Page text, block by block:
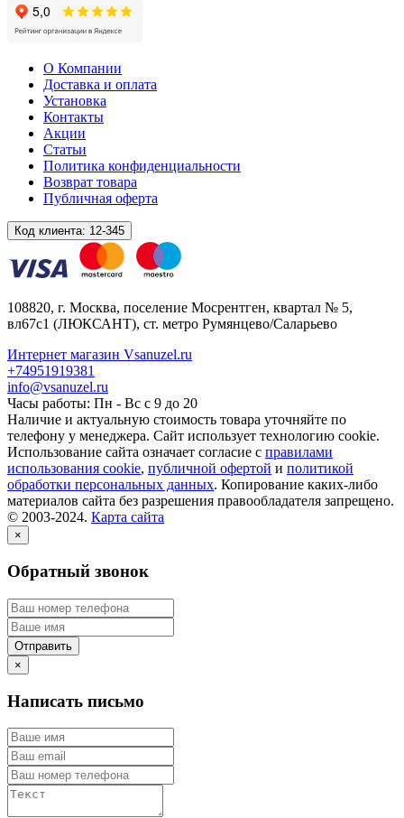
О Компании
Доставка и оплата
Установка
Контакты
Акции
Статьи
Политика конфиденциальности
Возврат товара
Публичная оферта
Код клиента: 12-345
108820, г. Москва, поселение Мосрентген, квартал № 5,
вл67с1 (ЛЮКСАНТ), ст. метро Румянцево/Саларьево
Интернет магазин Vsanuzel.ru
+74951919381
info@vsanuzel.ru
Часы работы: Пн - Вс с 9 до 20
Наличие и актуальную стоимость товара уточняйте по
телефону у менеджера. Сайт использует технологию cookie.
Использование сайта означает согласие с правилами
использования cookie, публичной офертой и политикой
обработки персональных данных. Копирование каких-либо
материалов сайта без разрешения правообладателя запрещено.
© 2003-2024. Карта сайта
×
Обратный звонок
×
Написать письмо